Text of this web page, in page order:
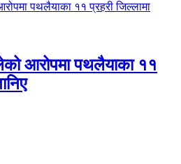
आरोपमा पथलैयाका ११